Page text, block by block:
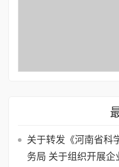
关于转发《河南省科
务局 关于组织开展